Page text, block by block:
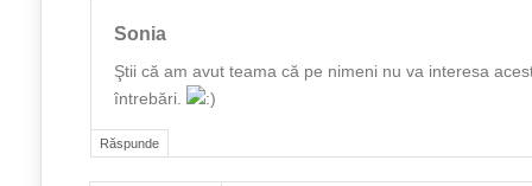
Răspunde
Sonia
Ştii că am avut teama că pe nimeni nu va interesa
întrebări.